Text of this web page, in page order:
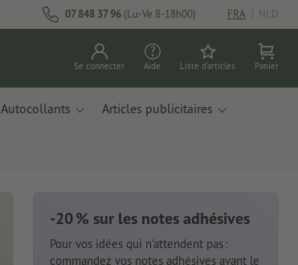
07 848 37 96 (Lu-Ve 8-18h00) FRA | NLD
Se connecter Aide Liste d'articles Panier
Autocollants Articles publicitaires
-20 % sur les notes adhésives
Pour vos idées qui n’attendent pas :
commandez vos notes adhésives avant le